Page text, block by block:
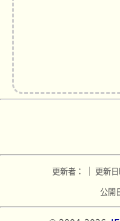
更新者： ｜ 更新
公開